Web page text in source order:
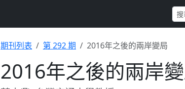
期刊列表 第 292 期 2016年之後的兩岸變局
2016年之後的兩岸